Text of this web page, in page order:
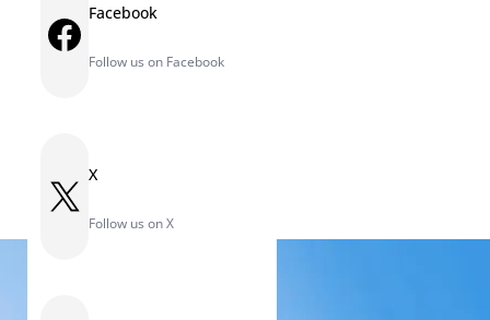
Facebook Facebook
Follow us on Facebook
X X
Follow us on X